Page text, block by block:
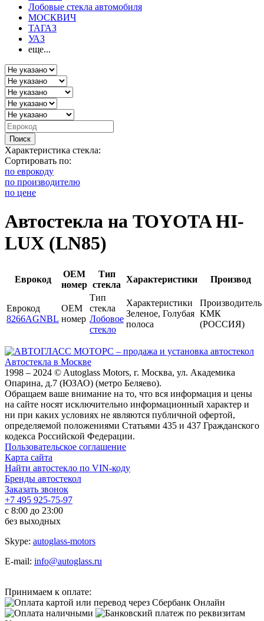
Лобовые стекла автомобиля
МОСКВИЧ
ТАГАЗ
УАЗ
еще...
Поиск
Характеристика стекла:
Сортировать по:
по еврокоду
по производителю
по цене
Автостекла на TOYOTA HI-
LUX (LN85)
Еврокод
OEM
номер
Тип
стекла
Характеристики Производ
Еврокод
8266AGNBL
OEM
номер
Тип
стекла
Лобовое
стекло
Характеристики
Зеленое, Голубая
полоса
Производитель
КМК
(РОССИЯ)
Автостекла в Москве
1998 – 2024 © Autoglass Motors, г. Москва, ул. Академика
Опарина, д.7 (ЮЗАО) (метро Беляево).
Обращаем ваше внимание на то, что вся информация и цены
на сайте носят исключительно информационный характер и
ни при каких условиях не являются публичной офертой,
определяемой положениями Статьями 435 и 437 Гражданского
кодекса Российской Федерации.
Пользовательское соглашение
Карта сайта
Найти автостекло по VIN-коду
Бренды автостекол
Заказать звонок
+7 495 925-75-97
с 8:00 до 23:00
без выходных
Skype: autoglass-motors
E-mail: info@autoglass.ru
Принимаем к оплате: